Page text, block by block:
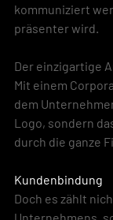
kommuniziert
präsenter wird.
Der einzigartige
Mit einem
dem
Logo, sondern
durch die ganze
Kundenbindung
Doch es zählt